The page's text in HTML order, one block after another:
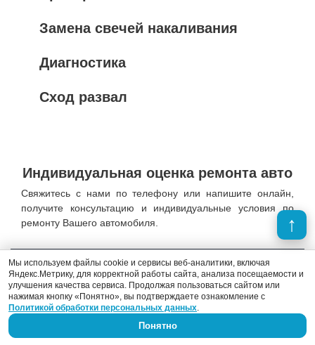
Замена свечей накаливания
Диагностика
Сход развал
Индивидуальная оценка ремонта авто
Свяжитесь с нами по телефону или напишите онлайн,
получите консультацию и индивидуальные условия по
ремонту Вашего автомобиля.
Узнать стоимость
Мы используем файлы cookie и сервисы веб-аналитики, включая
Яндекс.Метрику, для корректной работы сайта, анализа посещаемости и
улучшения качества сервиса. Продолжая пользоваться сайтом или
нажимая кнопку «Понятно», вы подтверждаете ознакомление с
Политикой обработки персональных данных.
Понятно